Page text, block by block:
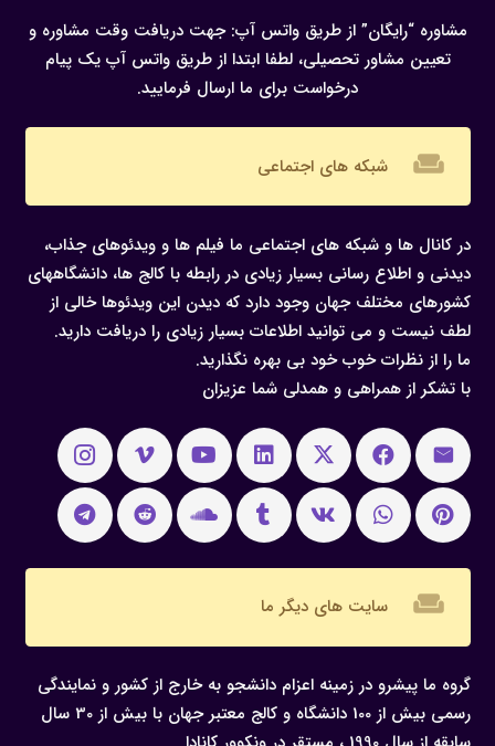
مشاوره “رایگان” از طریق واتس آپ: جهت دریافت وقت مشاوره و
تعیین مشاور تحصیلی، لطفا ابتدا از طریق واتس آپ یک پیام
درخواست برای ما ارسال فرمایید.
weekend شبکه های اجتماعی
در کانال ها و شبکه های اجتماعی ما فیلم ها و ویدئوهای جذاب،
دیدنی و اطلاع رسانی بسیار زیادی در رابطه با کالج ها، دانشگاههای
کشورهای مختلف جهان وجود دارد که دیدن این ویدئوها خالی از
لطف نیست و می توانید اطلاعات بسیار زیادی را دریافت دارید.
ما را از نظرات خوب خود بی بهره نگذارید.
با تشکر از همراهی و همدلی شما عزیزان
weekend سایت های دیگر ما
گروه ما پیشرو در زمینه اعزام دانشجو به خارج از کشور و نمایندگی
رسمی بیش از 100 دانشگاه و کالج معتبر جهان با بیش از 30 سال